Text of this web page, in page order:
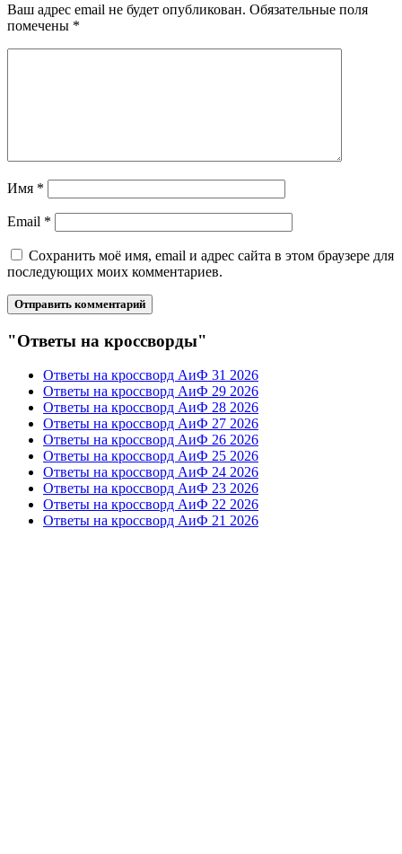
Ваш адрес email не будет опубликован. Обязательные поля
помечены *
Имя *
Email *
Сохранить моё имя, email и адрес сайта в этом браузере для
последующих моих комментариев.
"Ответы на кроссворды"
Ответы на кроссворд АиФ 31 2026
Ответы на кроссворд АиФ 29 2026
Ответы на кроссворд АиФ 28 2026
Ответы на кроссворд АиФ 27 2026
Ответы на кроссворд АиФ 26 2026
Ответы на кроссворд АиФ 25 2026
Ответы на кроссворд АиФ 24 2026
Ответы на кроссворд АиФ 23 2026
Ответы на кроссворд АиФ 22 2026
Ответы на кроссворд АиФ 21 2026